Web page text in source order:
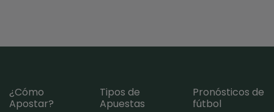
¿Cómo
Apostar?
Tipos de
Apuestas
Pronósticos de
fútbol